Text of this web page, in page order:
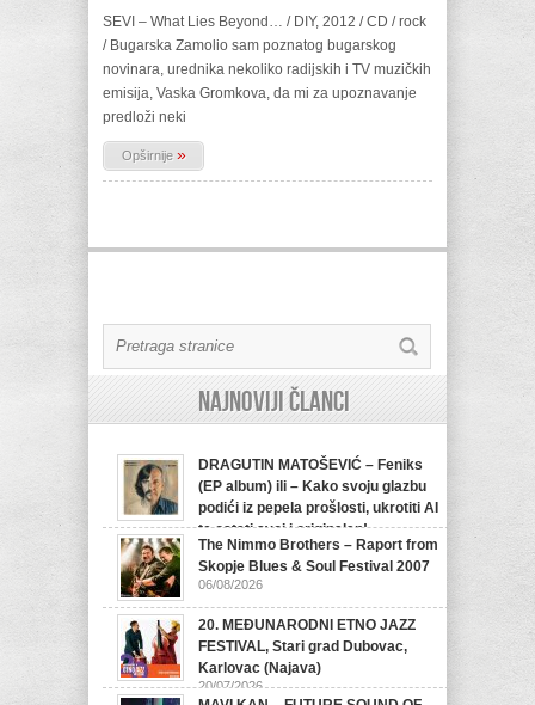
SEVI – What Lies Beyond… / DIY, 2012 / CD / rock
/ Bugarska Zamolio sam poznatog bugarskog
novinara, urednika nekoliko radijskih i TV muzičkih
emisija, Vaska Gromkova, da mi za upoznavanje
predloži neki
Opširnije »
Najnoviji članci
DRAGUTIN MATOŠEVIĆ – Feniks
(EP album) ili – Kako svoju glazbu
podići iz pepela prošlosti, ukrotiti AI
te ostati svoj i originalan!
07/08/2026
The Nimmo Brothers – Raport from
Skopje Blues & Soul Festival 2007
06/08/2026
20. MEĐUNARODNI ETNO JAZZ
FESTIVAL, Stari grad Dubovac,
Karlovac (Najava)
20/07/2026